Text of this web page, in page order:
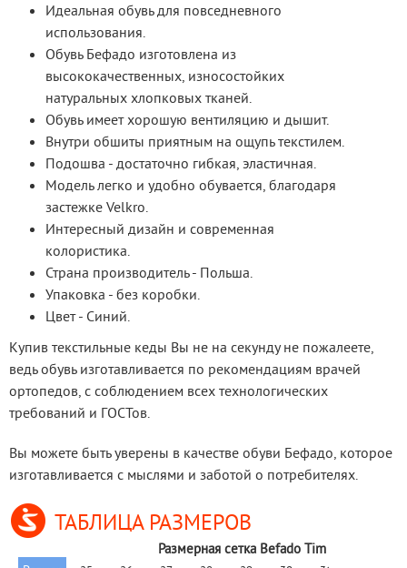
Идеальная обувь для повседневного
использования.
Обувь Бефадо изготовлена из
высококачественных, износостойких
натуральных хлопковых тканей.
Обувь имеет хорошую вентиляцию и дышит.
Внутри обшиты приятным на ощупь текстилем.
Подошва - достаточно гибкая, эластичная.
Модель легко и удобно обувается, благодаря
застежке Velkro.
Интересный дизайн и современная
колористика.
Страна производитель - Польша.
Упаковка - без коробки.
Цвет - Синий.
Купив текстильные кеды Вы не на секунду не пожалеете,
ведь обувь изготавливается по рекомендациям врачей
ортопедов, с соблюдением всех технологических
требований и ГОСТов.
Вы можете быть уверены в качестве обуви Бефадо, которое
изготавливается с мыслями и заботой о потребителях.
ТАБЛИЦА РАЗМЕРОВ
Размерная сетка Befado Tim